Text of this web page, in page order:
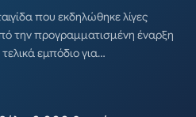
που εκδηλώθηκε λίγες
την προγραμματισμένη έναρξη
εμπόδιο για…